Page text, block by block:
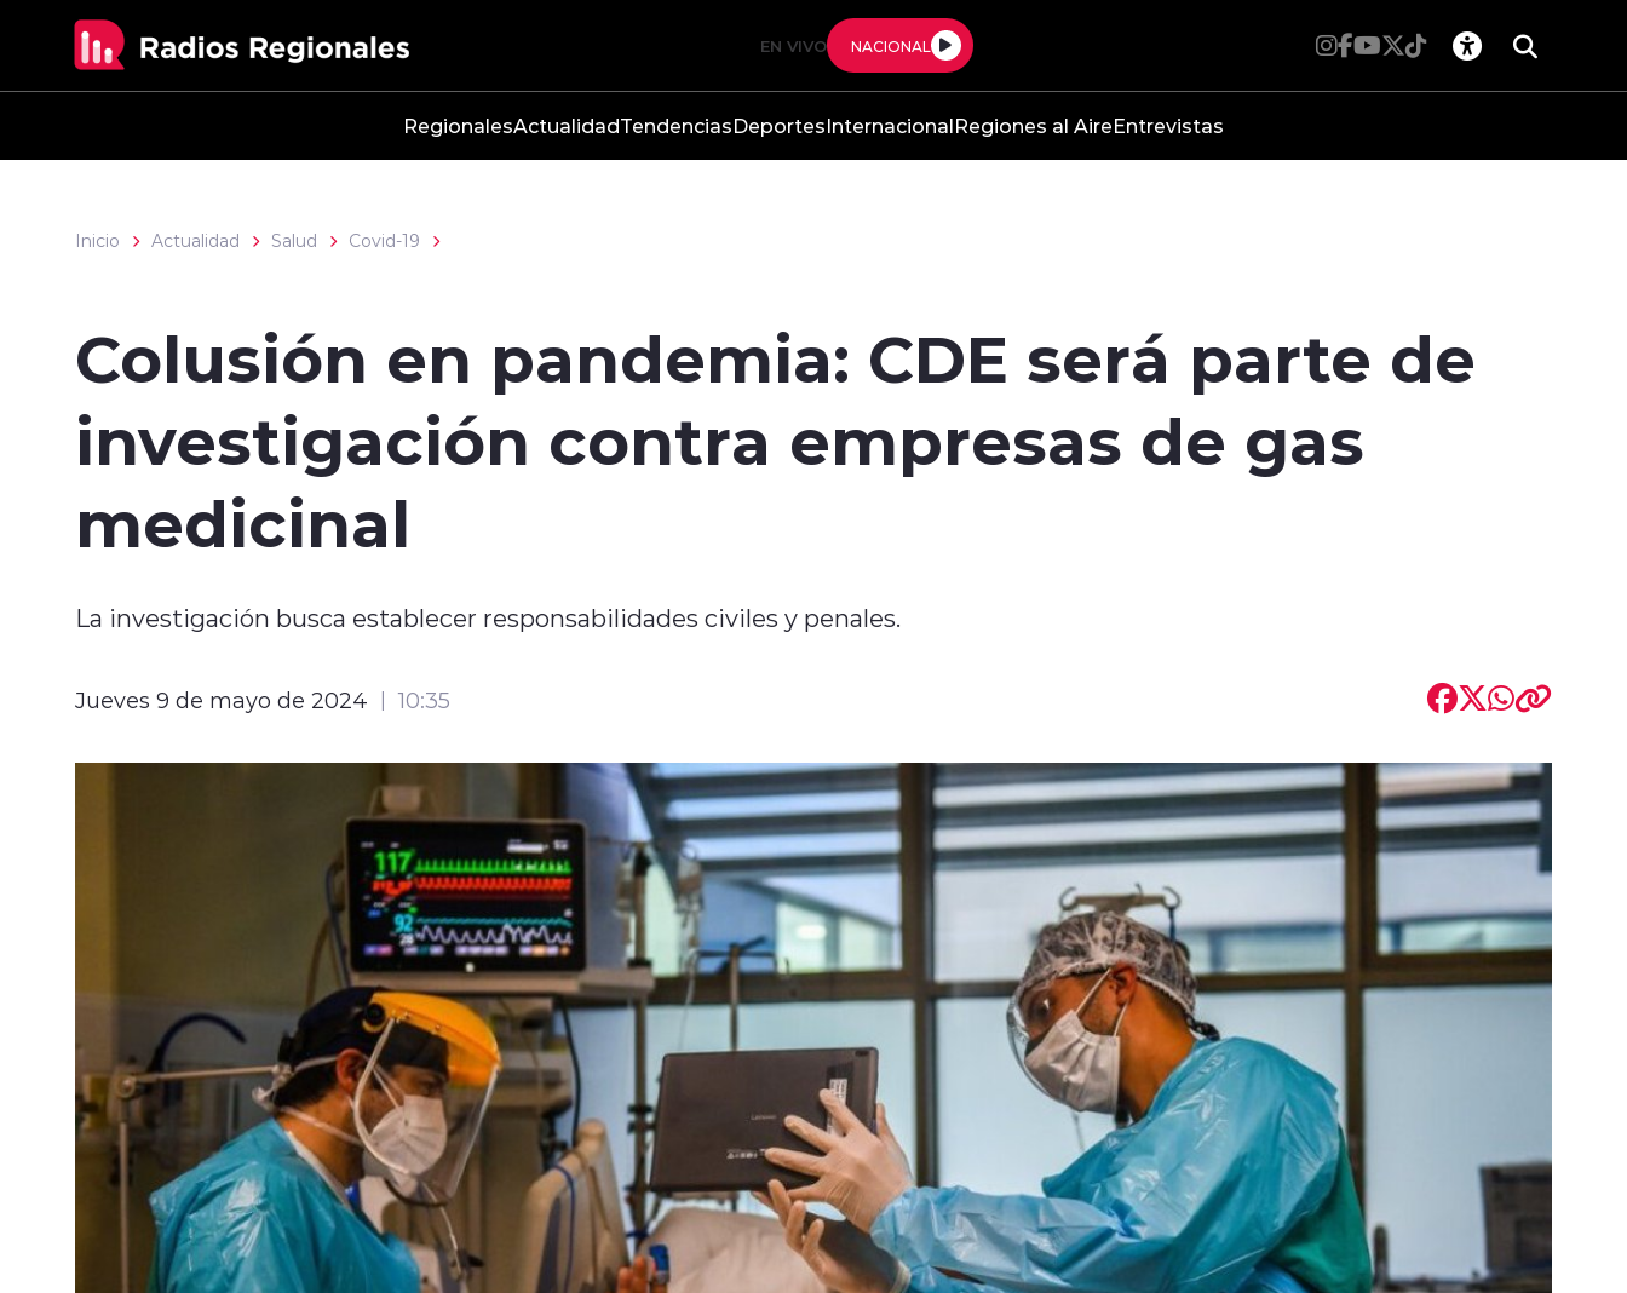
EN VIVO NACIONAL
RegionalesActualidadTendenciasDeportesInternacionalRegiones al AireEntrevistas
Inicio Actualidad Salud Covid-19
Colusión en pandemia: CDE será parte de
investigación contra empresas de gas
medicinal
La investigación busca establecer responsabilidades civiles y penales.
Jueves 9 de mayo de 2024 10:35